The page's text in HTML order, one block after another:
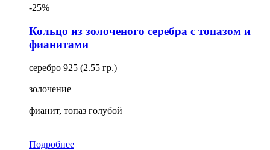
-25%
Кольцо из золоченого серебра с топазом и
фианитами
серебро 925 (2.55 гр.)
золочение
фианит, топаз голубой
Подробнее